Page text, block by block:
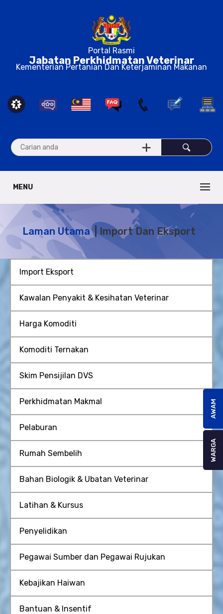
Portal Rasmi
Jabatan Perkhidmatan Veterinar
Kementerian Pertanian Dan Keterjaminan Makanan
MENU
Laman Utama Import Dan Eksport
Import Eksport
Kawalan Penyakit & Kesihatan Veterinar
Harga Komoditi
Komoditi Ternakan
Skim Pensijilan DVS
Perkhidmatan Makmal
Pelaburan
Rumah Sembelih
Bahan Biologik & Ubatan Veterinar
Latihan & Kursus
Penyelidikan
Pegawai Sumber dan Pegawai Rujukan
Kebajikan Haiwan
Bantuan & Insentif
AWAM
WARGA